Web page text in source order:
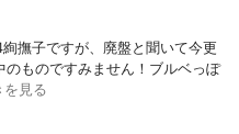
撫子ですが、廃盤と聞いて今更
ものですみません！ブルベっぽ
を見る